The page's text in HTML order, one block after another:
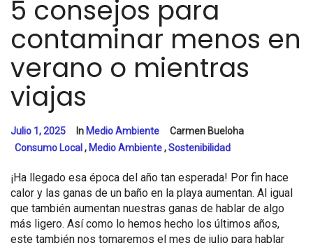
5 consejos para
contaminar menos en
verano o mientras
viajas
Julio 1, 2025 In Medio Ambiente
Carmen Bueloha
Consumo Local, Medio Ambiente,Sostenibilidad
¡Ha llegado esa época del año tan esperada! Por fin hace
calor y las ganas de un baño en la playa aumentan. Al igual
que también aumentan nuestras ganas de hablar de algo
más ligero. Así como lo hemos hecho los últimos años,
este también nos tomaremos el mes de julio para hablar